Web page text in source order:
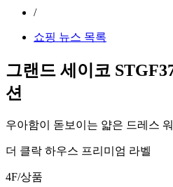
/
쇼핑 뉴스 목록
그랜드 세이코
션
우아함이 돋보이는 얇은 드레스 워
더 클락 하우스 프리미엄 라벨
4F/상품